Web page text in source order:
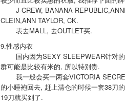
J-CREW, BANANA
CLEIN,ANN TAYLOR, CK.
表去MALL, 去OUTLET买.
9.性感内衣
国内因为SEXY SLEEPWEAR针对
群可能是比较有米的, 所以特别贵.
我一般会买一两套VICTORIA
的小睡袍回去, 赶上清仓的时候一套38刀
19刀就买到了.